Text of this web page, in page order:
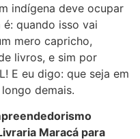
indígena deve ocupar
é: quando isso vai
mero capricho,
livros, e sim por
E eu digo: que seja em
demais.
Maracá para